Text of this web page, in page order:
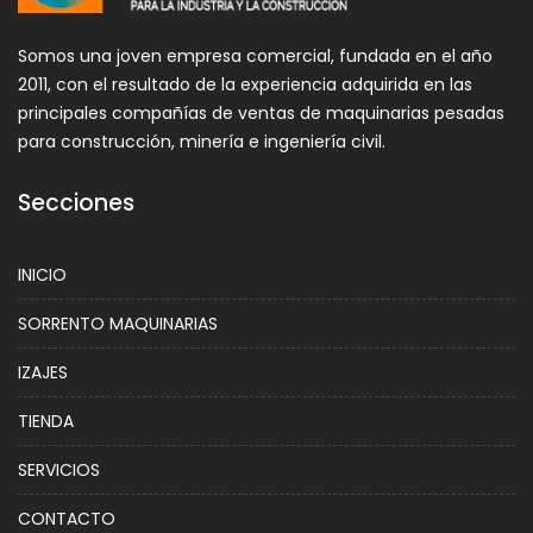
Somos una joven empresa comercial, fundada en el año
2011, con el resultado de la experiencia adquirida en las
principales compañías de ventas de maquinarias pesadas
para construcción, minería e ingeniería civil.
Secciones
INICIO
SORRENTO MAQUINARIAS
IZAJES
TIENDA
SERVICIOS
CONTACTO